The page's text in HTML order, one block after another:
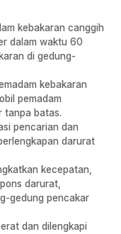
kebakaran canggih
dalam waktu 60
di gedung-
kebakaran
pemadam
tanpa batas.
pencarian dan
darurat
kecepatan,
darurat,
gedung pencakar
dan dilengkapi